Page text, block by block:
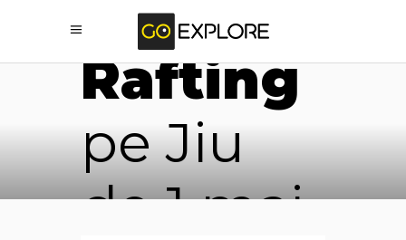
/ per person
Rafting
pe Jiu
de 1 mai